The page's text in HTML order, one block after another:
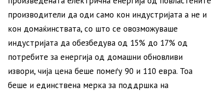
производители да оди само кон индустријата а не и
кон домаќинствата, со што се овозможуваше
индустријата да обезбедува од 15% до 17% од
потребите за енергија од домашни обновливи
извори, чија цена беше помеѓу 90 и 110 евра. Тоа
беше и единствена мерка за поддршка на